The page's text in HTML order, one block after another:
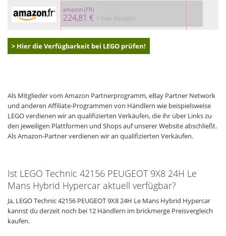
amazon (FR)
224,81 € > hier klicken!
> Hier die Verfügbarkeit bei LEGO prüfen!
Als Mitglieder vom Amazon Partnerprogramm, eBay Partner Network
und anderen Affiliate-Programmen von Händlern wie beispielsweise
LEGO verdienen wir an qualifizierten Verkäufen, die ihr über Links zu
den jeweiligen Plattformen und Shops auf unserer Website abschließt.
Als Amazon-Partner verdienen wir an qualifizierten Verkäufen.
Ist LEGO Technic 42156 PEUGEOT 9X8 24H Le
Mans Hybrid Hypercar aktuell verfügbar?
Ja, LEGO Technic 42156 PEUGEOT 9X8 24H Le Mans Hybrid Hypercar
kannst du derzeit noch bei 12 Händlern im brickmerge Preisvergleich
kaufen.